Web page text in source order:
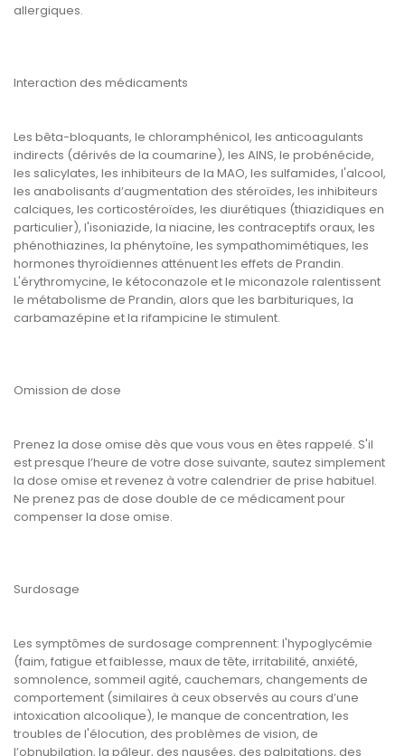
allergiques.
Interaction des médicaments
Les bêta-bloquants, le chloramphénicol, les anticoagulants
indirects (dérivés de la coumarine), les AINS, le probénécide,
les salicylates, les inhibiteurs de la MAO, les sulfamides, l'alcool,
les anabolisants d’augmentation des stéroïdes, les inhibiteurs
calciques, les corticostéroïdes, les diurétiques (thiazidiques en
particulier), l'isoniazide, la niacine, les contraceptifs oraux, les
phénothiazines, la phénytoïne, les sympathomimétiques, les
hormones thyroïdiennes atténuent les effets de Prandin.
L'érythromycine, le kétoconazole et le miconazole ralentissent
le métabolisme de Prandin, alors que les barbituriques, la
carbamazépine et la rifampicine le stimulent.
Omission de dose
Prenez la dose omise dès que vous vous en êtes rappelé. S'il
est presque l’heure de votre dose suivante, sautez simplement
la dose omise et revenez à votre calendrier de prise habituel.
Ne prenez pas de dose double de ce médicament pour
compenser la dose omise.
Surdosage
Les symptômes de surdosage comprennent: l'hypoglycémie
(faim, fatigue et faiblesse, maux de tête, irritabilité, anxiété,
somnolence, sommeil agité, cauchemars, changements de
comportement (similaires à ceux observés au cours d’une
intoxication alcoolique), le manque de concentration, les
troubles de l'élocution, des problèmes de vision, de
l’obnubilation, la pâleur, des nausées, des palpitations, des